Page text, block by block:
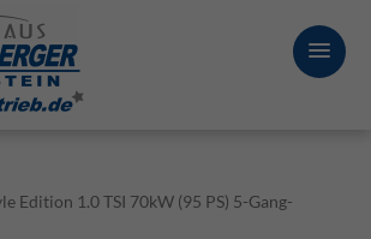
Edition 1.0 TSI 70kW (95 PS) 5-Gang-